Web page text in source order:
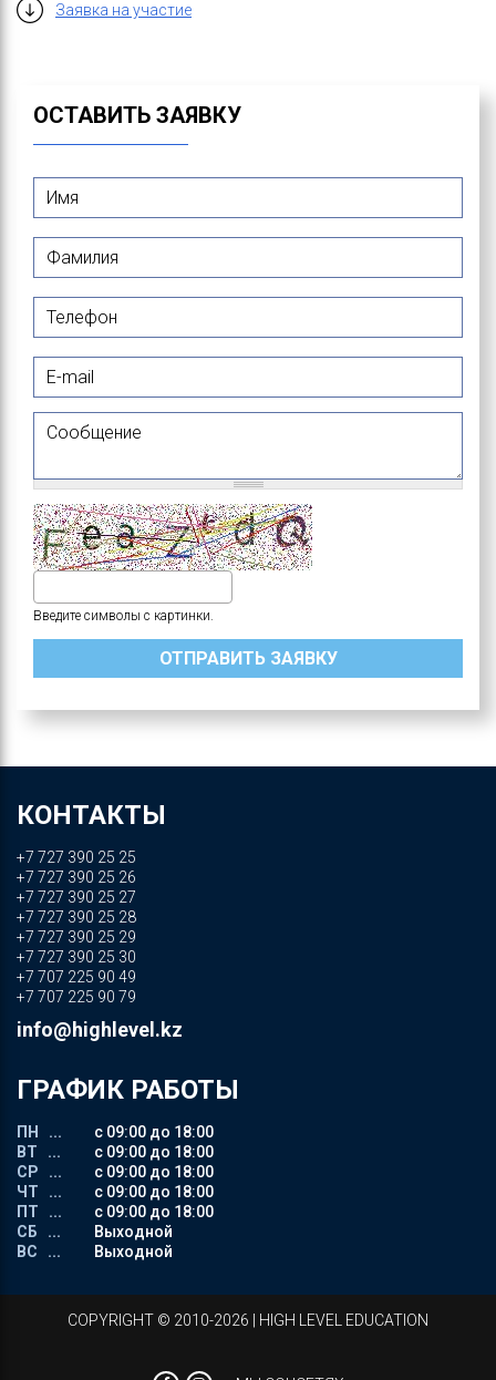
Заявка на участие
ОСТАВИТЬ ЗАЯВКУ
Телефон
Сообщение
Введите символы с картинки.
КОНТАКТЫ
+7 727 390 25 25
+7 727 390 25 26
+7 727 390 25 27
+7 727 390 25 28
+7 727 390 25 29
+7 727 390 25 30
+7 707 225 90 49
+7 707 225 90 79
info@highlevel.kz
ГРАФИК РАБОТЫ
ПН ...
с 09:00 до 18:00
ВТ ...
с 09:00 до 18:00
СР ...
с 09:00 до 18:00
ЧТ ...
с 09:00 до 18:00
ПТ ...
с 09:00 до 18:00
СБ ...
Выходной
ВС ...
Выходной
СOPYRIGHT © 2010-2026 | HIGH LEVEL EDUCATION